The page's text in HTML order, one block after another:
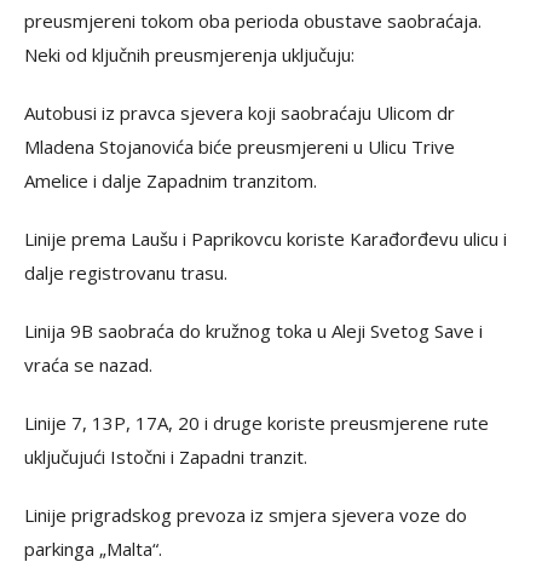
preusmjereni tokom oba perioda obustave saobraćaja.
Neki od ključnih preusmjerenja uključuju:
Autobusi iz pravca sjevera koji saobraćaju Ulicom dr
Mladena Stojanovića biće preusmjereni u Ulicu Trive
Amelice i dalje Zapadnim tranzitom.
Linije prema Laušu i Paprikovcu koriste Karađorđevu ulicu i
dalje registrovanu trasu.
Linija 9B saobraća do kružnog toka u Aleji Svetog Save i
vraća se nazad.
Linije 7, 13P, 17A, 20 i druge koriste preusmjerene rute
uključujući Istočni i Zapadni tranzit.
Linije prigradskog prevoza iz smjera sjevera voze do
parkinga „Malta“.